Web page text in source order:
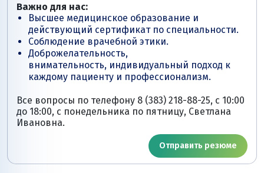
Важно для нас:
Высшее медицинское образование и
действующий сертификат по специальности.
Соблюдение врачебной этики.
Доброжелательность,
внимательность, индивидуальный подход к
каждому пациенту и профессионализм.
Все вопросы по телефону 8 (383) 218-88-25, с 10:00
до 18:00, с понедельника по пятницу, Светлана
Ивановна.
Отправить резюме